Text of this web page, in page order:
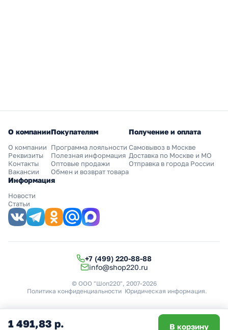
1 491,83 р. В корзину
О компании
О компании
Реквизиты
Контакты
Вакансии
Покупателям
Программа лояльности
Полезная информация
Оптовые продажи
Обмен и возврат товара
Получение и оплата
Самовывоз в Москве
Доставка по Москве и МО
Отправка в города России
Информация
Новости
Статьи
+7 (499) 220-88-88
info@shop220.ru
© ООО "Шоп220", 2007-2026
Политика конфиденциальности Юридическая информация.